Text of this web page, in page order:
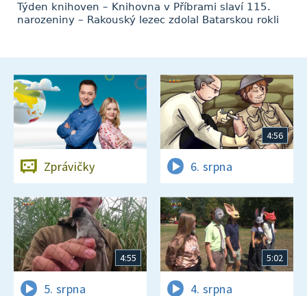
Týden knihoven – Knihovna v Příbrami slaví 115.
narozeniny – Rakouský lezec zdolal Batarskou rokli
Zprávičky
4:56
6. srpna
4:55
5. srpna
5:02
4. srpna